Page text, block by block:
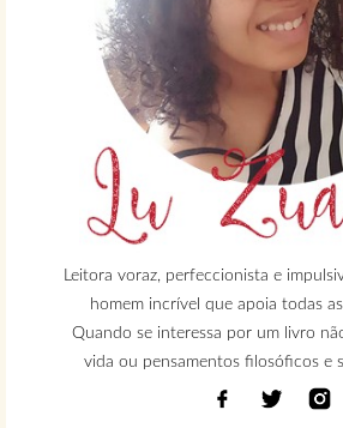
Leitora voraz, perfeccionista e
homem incrível que apoia todas
Quando se interessa por um livro
vida ou pensamentos filosóficos e